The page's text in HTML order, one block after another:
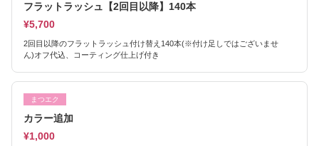
フラットラッシュ【2回目以降】140本
¥5,700
2回目以降のフラットラッシュ付け替え140本(※付け足しではございませ
ん)オフ代込、コーティング仕上げ付き
まつエク
カラー追加
¥1,000